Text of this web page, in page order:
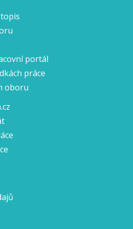
portál
práce
oboru